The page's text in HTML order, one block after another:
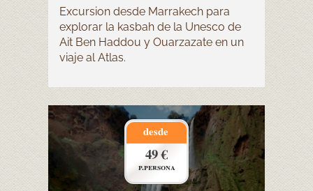
Excursion desde Marrakech para
explorar la kasbah de la Unesco de
Ait Ben Haddou y Ouarzazate en un
viaje al Atlas.
desde
49 €
p.persona